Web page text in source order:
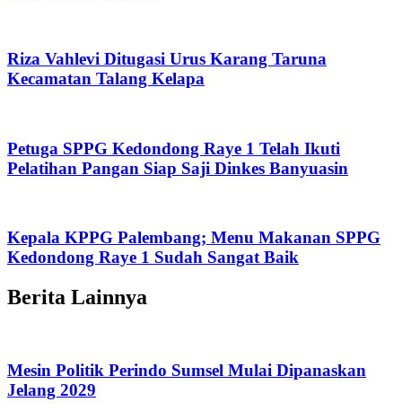
Riza Vahlevi Ditugasi Urus Karang Taruna
Kecamatan Talang Kelapa
Petuga SPPG Kedondong Raye 1 Telah Ikuti
Pelatihan Pangan Siap Saji Dinkes Banyuasin
Kepala KPPG Palembang; Menu Makanan SPPG
Kedondong Raye 1 Sudah Sangat Baik
Berita Lainnya
Mesin Politik Perindo Sumsel Mulai Dipanaskan
Jelang 2029